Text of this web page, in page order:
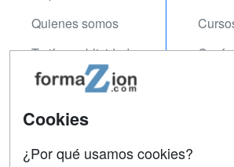
Quienes somos
Tarifas publicidad
Acceso Usuarios
Acceso Centros
Cookies
¿Por qué usamos cookies?